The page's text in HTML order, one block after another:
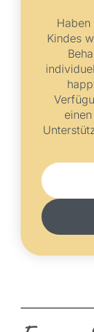
Haben
Kindes